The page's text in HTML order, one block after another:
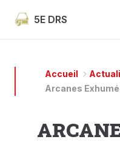
Skip to content
5E DRS
Accueil
Arcanes